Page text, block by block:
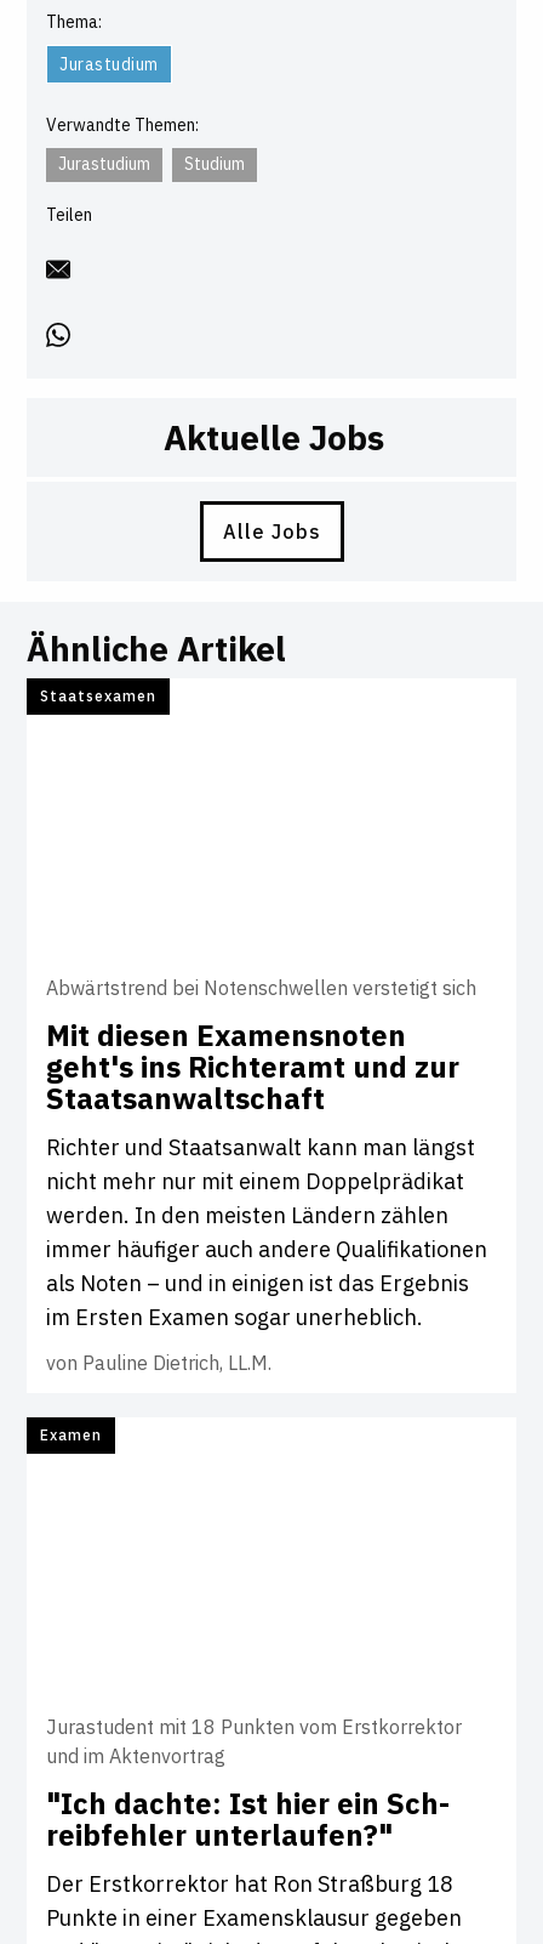
Thema:
Jurastudium
Verwandte Themen:
Jurastudium
Studium
Teilen
Aktuelle Jobs
Alle Jobs
Ähnliche Artikel
Staatsexamen
Abwärtstrend bei Notenschwellen verstetigt sich
Mit diesen Exa­mens­noten
geht's ins Rich­teramt und zur
Staats­an­walt­schaft
Richter und Staatsanwalt kann man längst
nicht mehr nur mit einem Doppelprädikat
werden. In den meisten Ländern zählen
immer häufiger auch andere Qualifikationen
als Noten – und in einigen ist das Ergebnis
im Ersten Examen sogar unerheblich.
von Pauline Dietrich, LL.M.
Examen
Jurastudent mit 18 Punkten vom Erstkorrektor
und im Aktenvortrag
"Ich dachte: Ist hier ein Sch­
reib­fehler unter­laufen?"
Der Erstkorrektor hat Ron Straßburg 18
Punkte in einer Examensklausur gegeben